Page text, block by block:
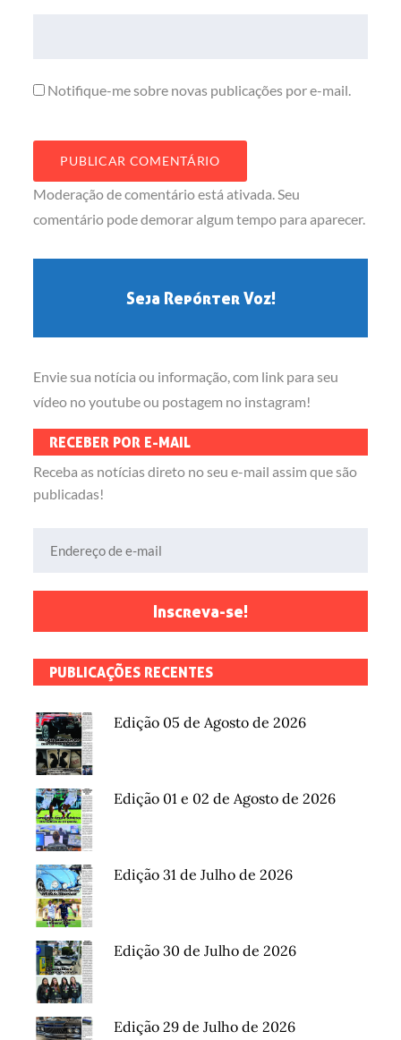
Notifique-me sobre novas publicações por e-mail.
Moderação de comentário está ativada. Seu
comentário pode demorar algum tempo para aparecer.
Seja Repórter Voz!
Envie sua notícia ou informação, com link para seu
vídeo no youtube ou postagem no instagram!
RECEBER POR E-MAIL
Receba as notícias direto no seu e-mail assim que são
publicadas!
Inscreva-se!
PUBLICAÇÕES RECENTES
Edição 05 de Agosto de 2026
Edição 01 e 02 de Agosto de 2026
Edição 31 de Julho de 2026
Edição 30 de Julho de 2026
Edição 29 de Julho de 2026